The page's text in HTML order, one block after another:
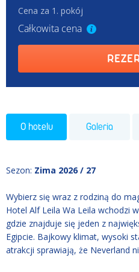
Cena za 1. pokój
Całkowita cena
O hotelu Galeria
Sezon: Zima 2026 / 27
Wybierz się wraz z rodziną do
Hotel Alf Leila Wa Leila wchodzi
gdzie znajduje się jeden z
Egipcie. Bajkowy klimat, wysoki
atrakcji sprawiają, że Neverland